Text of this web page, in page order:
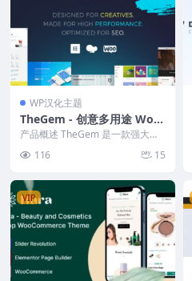
WP汉化主题
TheGem - 创意多用途 Woo
Commerce WordPress 主
产品概述 TheGem 是一款强大的
116 15
VIP